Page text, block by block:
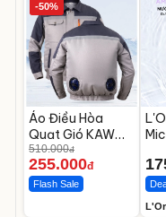
-50%
Áo Điều Hòa
Quạt Gió KAW
Chưa Bao Gồm
Phụ Kiện Và Pin
510.000đ
255.000đ
Flash Sale
sâu